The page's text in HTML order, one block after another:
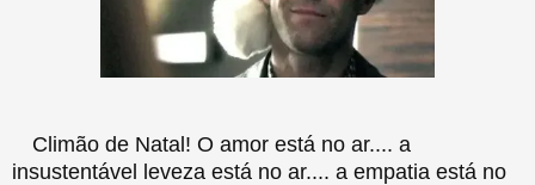
Climão de Natal! O amor está no ar.... a
insustentável leveza está no ar.... a empatia está no